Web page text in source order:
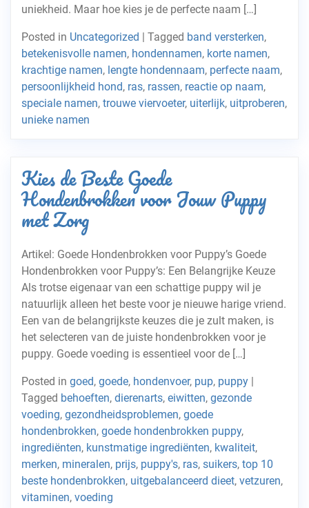
uniekheid. Maar hoe kies je de perfecte naam […]
Posted in Uncategorized | Tagged band versterken,
betekenisvolle namen, hondennamen, korte namen,
krachtige namen, lengte hondennaam, perfecte naam,
persoonlijkheid hond, ras, rassen, reactie op naam,
speciale namen, trouwe viervoeter, uiterlijk, uitproberen,
unieke namen
Kies de Beste Goede
Hondenbrokken voor Jouw Puppy
met Zorg
Artikel: Goede Hondenbrokken voor Puppy’s Goede
Hondenbrokken voor Puppy’s: Een Belangrijke Keuze
Als trotse eigenaar van een schattige puppy wil je
natuurlijk alleen het beste voor je nieuwe harige vriend.
Een van de belangrijkste keuzes die je zult maken, is
het selecteren van de juiste hondenbrokken voor je
puppy. Goede voeding is essentieel voor de […]
Posted in goed, goede, hondenvoer, pup, puppy |
Tagged behoeften, dierenarts, eiwitten, gezonde
voeding, gezondheidsproblemen, goede
hondenbrokken, goede hondenbrokken puppy,
ingrediënten, kunstmatige ingrediënten, kwaliteit,
merken, mineralen, prijs, puppy's, ras, suikers, top 10
beste hondenbrokken, uitgebalanceerd dieet, vetzuren,
vitaminen, voeding